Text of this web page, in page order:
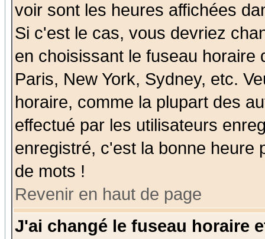
voir sont les heures affichées
Si c'est le cas, vous devriez
en choisissant le fuseau
Paris, New York, Sydney, etc.
horaire, comme la plupart des
effectué par les utilisateurs
enregistré, c'est la bonne heure
de mots !
Revenir en haut de page
J'ai changé le fuseau horaire